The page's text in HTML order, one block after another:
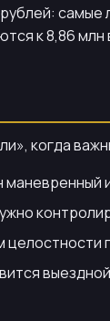
к 8,86
когда